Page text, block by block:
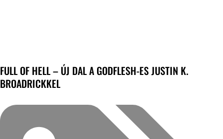
FULL OF HELL – ÚJ DAL A GODFLESH-ES JUSTIN K.
BROADRICKKEL